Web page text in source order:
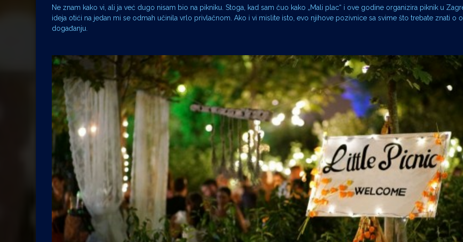
Ne znam kako vi, ali ja već dugo nisam bio na pikniku. Stoga, kad sam čuo kako „Mali plac“ i ove godine organizira piknik u
ideja otići na jedan mi se odmah učinila vrlo privlačnom. Ako i vi mislite isto, evo njihove pozivnice sa svime što trebate znati o
događanju.